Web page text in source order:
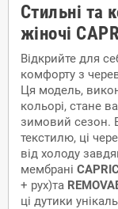
Стильні та
жіночі
Відкрийте для
комфорту з
Ця модель,
кольорі, стане
зимовий сезон.
текстилю, ці
від холоду
мембрані
+ рух)та
ці дутики